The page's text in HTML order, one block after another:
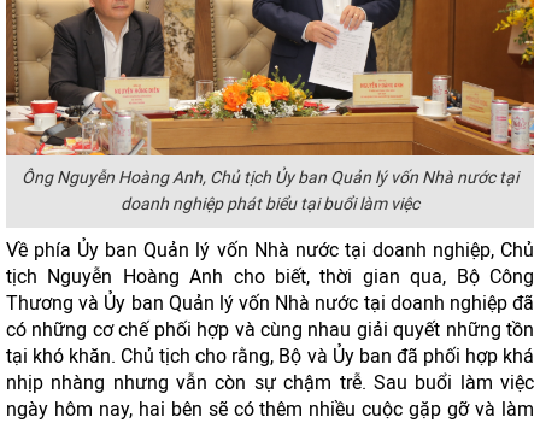
Ông Nguyễn Hoàng Anh, Chủ tịch Ủy ban Quản lý vốn Nhà nước tại
doanh nghiệp phát biểu tại buổi làm việc
Về phía Ủy ban Quản lý vốn Nhà nước tại doanh nghiệp, Chủ
tịch Nguyễn Hoàng Anh cho biết, thời gian qua, Bộ Công
Thương và Ủy ban Quản lý vốn Nhà nước tại doanh nghiệp đã
có những cơ chế phối hợp và cùng nhau giải quyết những tồn
tại khó khăn. Chủ tịch cho rằng, Bộ và Ủy ban đã phối hợp khá
nhịp nhàng nhưng vẫn còn sự chậm trễ. Sau buổi làm việc
ngày hôm nay, hai bên sẽ có thêm nhiều cuộc gặp gỡ và làm